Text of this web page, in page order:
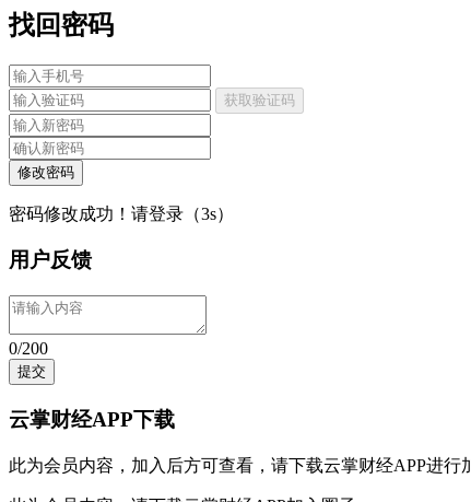
找回密码
获取验证码
修改密码
密码修改成功！请登录（3s）
用户反馈
0/200
提交
云掌财经APP下载
此为会员内容，加入后方可查看，请下载云掌财经APP进行